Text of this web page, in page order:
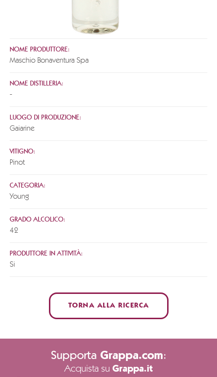
NOME PRODUTTORE:
Maschio Bonaventura Spa
NOME DISTILLERIA:
-
LUOGO DI PRODUZIONE:
Gaiarine
VITIGNO:
Pinot
CATEGORIA:
Young
GRADO ALCOLICO:
42
PRODUTTORE IN ATTIVITÀ:
Si
TORNA ALLA RICERCA
Supporta Grappa.com:
Acquista su Grappa.it